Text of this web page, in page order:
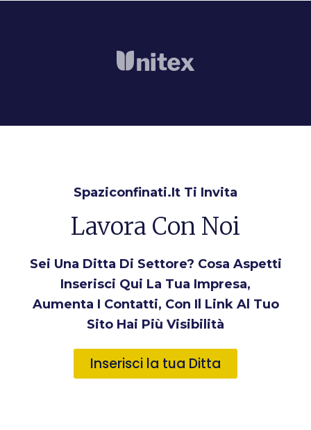
Spaziconfinati.it Ti Invita
Lavora Con Noi
Sei Una Ditta Di Settore? Cosa Aspetti
Inserisci Qui La Tua Impresa,
Aumenta I Contatti, Con Il Link Al Tuo
Sito Hai Più Visibilità
Inserisci la tua Ditta